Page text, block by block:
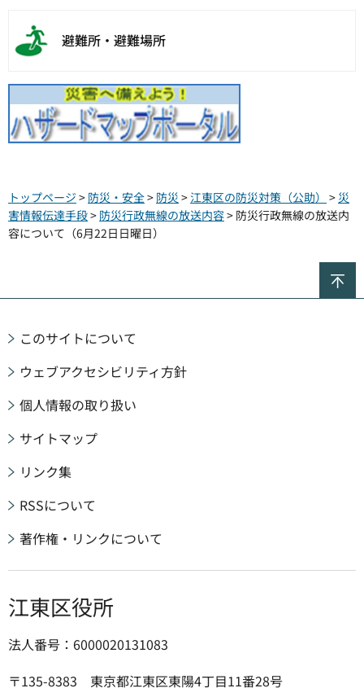
避難所・避難場所
トップページ > 防災・安全> 防災 >江東区の防災対策（公助） > 災
害情報伝達手段> 防災行政無線の放送内容> 防災行政無線の放送内
容について（6月22日日曜日）
このサイトについて
ウェブアクセシビリティ方針
個人情報の取り扱い
サイトマップ
リンク集
RSSについて
著作権・リンクについて
江東区役所
法人番号：6000020131083
〒135-8383 東京都江東区東陽4丁目11番28号